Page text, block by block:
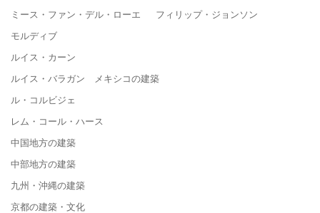
ミース・ファン・デル・ローエ フィリップ・ジョンソン
モルディブ
ルイス・カーン
ルイス・バラガン メキシコの建築
ル・コルビジェ
レム・コール・ハース
中国地方の建築
中部地方の建築
九州・沖縄の建築
京都の建築・文化